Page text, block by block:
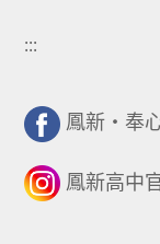
:::
鳳新・奉
鳳新高中